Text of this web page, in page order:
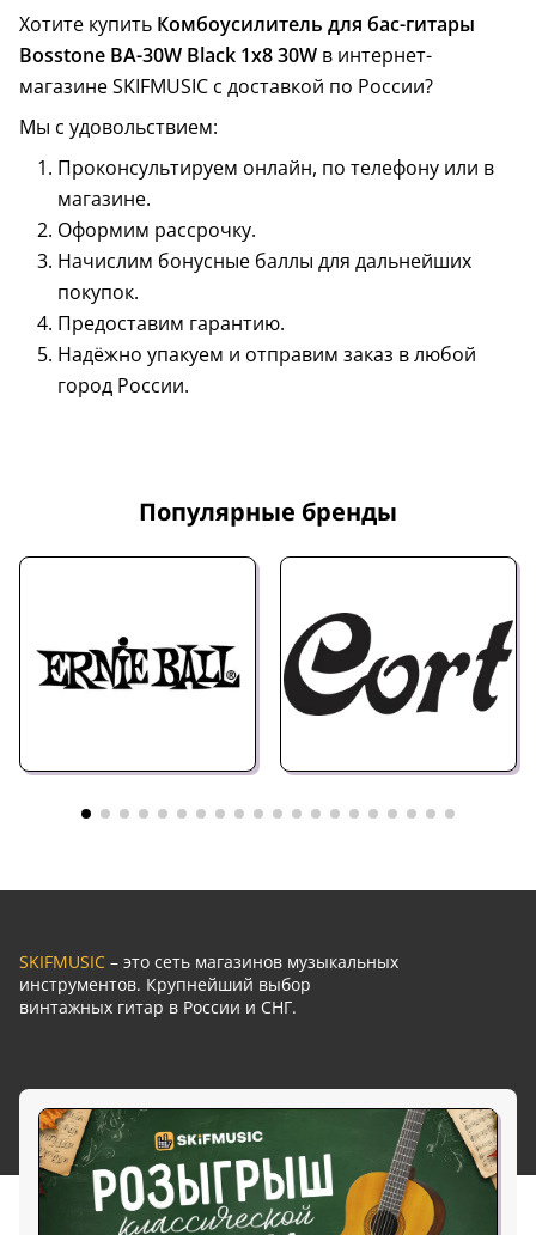
Хотите купить Комбоусилитель для бас-гитары
Bosstone BA-30W Black 1х8 30W в интернет-
магазине SKIFMUSIC с доставкой по России?
Мы с удовольствием:
Проконсультируем онлайн, по телефону или в
магазине.
Оформим рассрочку.
Начислим бонусные баллы для дальнейших
покупок.
Предоставим гарантию.
Надёжно упакуем и отправим заказ в любой
город России.
Популярные бренды
SKIFMUSIC – это сеть магазинов музыкальных
инструментов. Крупнейший выбор
винтажных гитар в России и СНГ.